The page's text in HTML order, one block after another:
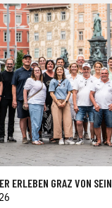
ERLEBEN GRAZ VON